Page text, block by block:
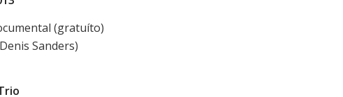
(gratuíto)
Sanders)